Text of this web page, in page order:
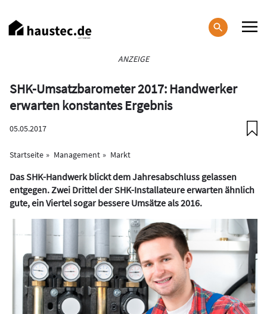
zum
Inhalt
ANZEIGE
SHK-Umsatzbarometer 2017: Handwerker
erwarten konstantes Ergebnis
05.05.2017
Startseite Management Markt
Das SHK-Handwerk blickt dem Jahresabschluss gelassen
entgegen. Zwei Drittel der SHK-Installateure erwarten ähnlich
gute, ein Viertel sogar bessere Umsätze als 2016.